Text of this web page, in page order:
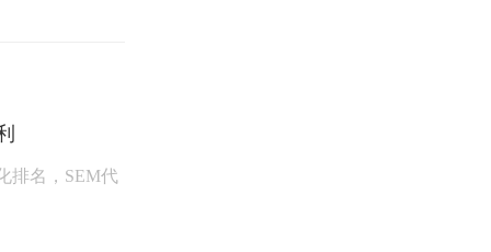
排名，SEM代